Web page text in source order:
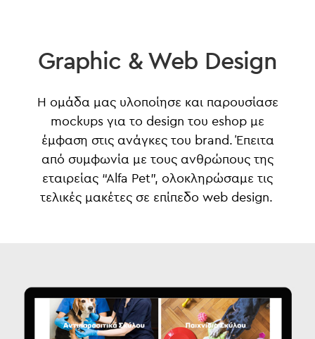
Graphic & Web Design
Η ομάδα μας υλοποίησε και παρουσίασε
mockups για το design του eshop με
έμφαση στις ανάγκες του brand. Έπειτα
από συμφωνία με τους ανθρώπους της
εταιρείας “Αlfa Pet", ολοκληρώσαμε τις
τελικές μακέτες σε επίπεδο web design.